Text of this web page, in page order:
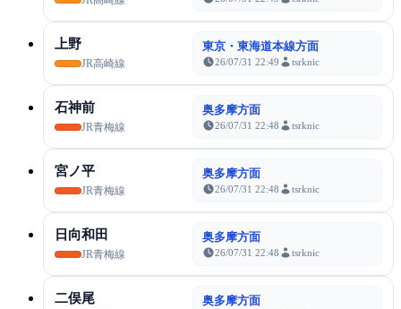
上野
JR高崎線
東京・東海道本線方面
26/07/31 22:49 tsrknic
石神前
JR青梅線
奥多摩方面
26/07/31 22:48 tsrknic
宮ノ平
JR青梅線
奥多摩方面
26/07/31 22:48 tsrknic
日向和田
JR青梅線
奥多摩方面
26/07/31 22:48 tsrknic
二俣尾 奥多摩方面